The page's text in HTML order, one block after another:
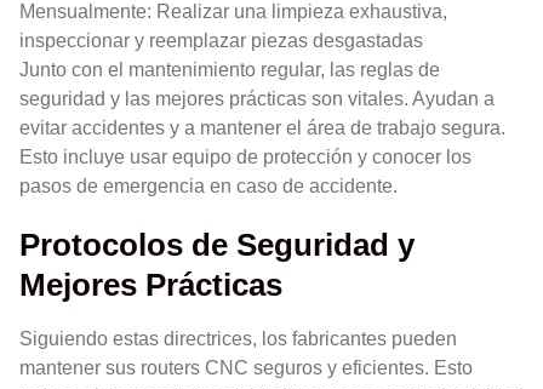
Mensualmente: Realizar una limpieza exhaustiva,
inspeccionar y reemplazar piezas desgastadas
Junto con el mantenimiento regular, las reglas de
seguridad y las mejores prácticas son vitales. Ayudan a
evitar accidentes y a mantener el área de trabajo segura.
Esto incluye usar equipo de protección y conocer los
pasos de emergencia en caso de accidente.
Protocolos de Seguridad y
Mejores Prácticas
Siguiendo estas directrices, los fabricantes pueden
mantener sus routers CNC seguros y eficientes. Esto